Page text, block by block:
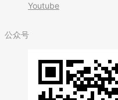
Youtube
公众号